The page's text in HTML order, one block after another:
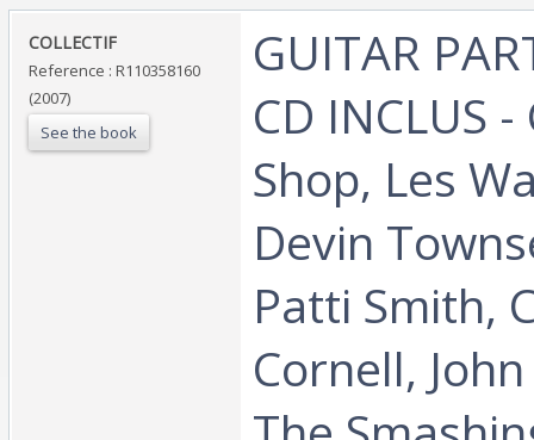
‎COLLECTIF‎
Reference : R110358160
(2007)
See the book
‎GUITAR
CD INCLUS
Shop, Les
Devin
Patti Smith,
Cornell,